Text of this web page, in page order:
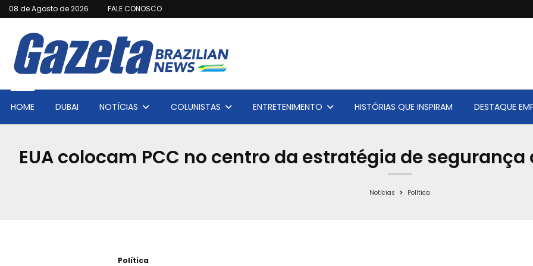
08 de Agosto de 2026 FALE CONOSCO
HOME DUBAI NOTÍCIAS COLUNISTAS ENTRETENIMENTO HISTÓRIAS QUE INSPIRAM DESTAQUE
EUA colocam PCC no centro da estratégia de
Notícias Política
Política